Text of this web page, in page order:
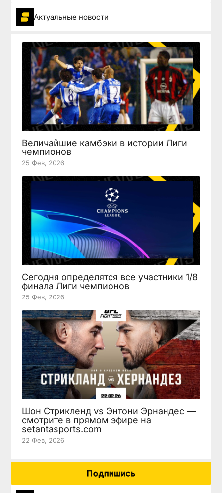
Актуальные новости
Величайшие камбэки в истории Лиги
чемпионов
25 Фев, 2026
Сегодня определятся все участники 1/8
финала Лиги чемпионов
25 Фев, 2026
Шон Стрикленд vs Энтони Эрнандес —
смотрите в прямом эфире на
setantasports.com
22 Фев, 2026
Подпишись